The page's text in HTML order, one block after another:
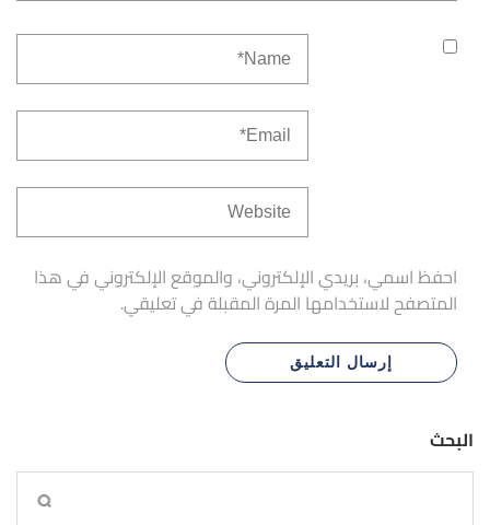
احفظ اسمي، بريدي الإلكتروني، والموقع الإلكتروني في هذا
المتصفح لاستخدامها المرة المقبلة في تعليقي.
البحث